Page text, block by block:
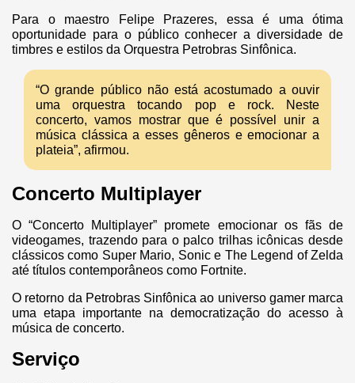
Para o maestro Felipe Prazeres, essa é uma ótima
oportunidade para o público conhecer a diversidade de
timbres e estilos da Orquestra Petrobras Sinfônica.
“O grande público não está acostumado a ouvir
uma orquestra tocando pop e rock. Neste
concerto, vamos mostrar que é possível unir a
música clássica a esses gêneros e emocionar a
plateia”, afirmou.
Concerto Multiplayer
O “Concerto Multiplayer” promete emocionar os fãs de
videogames, trazendo para o palco trilhas icônicas desde
clássicos como Super Mario, Sonic e The Legend of Zelda
até títulos contemporâneos como Fortnite.
O retorno da Petrobras Sinfônica ao universo gamer marca
uma etapa importante na democratização do acesso à
música de concerto.
Serviço